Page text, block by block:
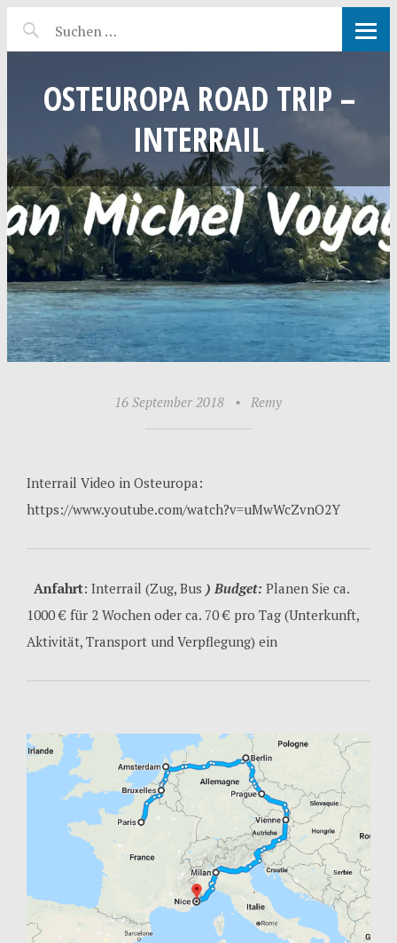
OSTEUROPA ROAD TRIP –
INTERRAIL
16 September 2018 • Remy
Interrail Video in Osteuropa:
https://www.youtube.com/watch?v=uMwWcZvnO2Y
Anfahrt: Interrail (Zug, Bus ) Budget: Planen Sie ca.
1000 € für 2 Wochen oder ca. 70 € pro Tag (Unterkunft,
Aktivität, Transport und Verpflegung) ein